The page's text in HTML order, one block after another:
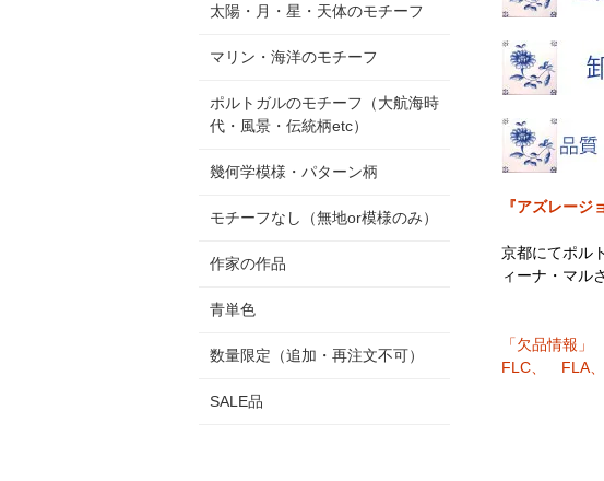
『アズレージ
京都にてポル
ィーナ・マル
「欠品情報」
FLC、 FLA
太陽・月・星・天体のモチーフ
マリン・海洋のモチーフ
ポルトガルのモチーフ（大航海時
代・風景・伝統柄etc）
幾何学模様・パターン柄
モチーフなし（無地or模様のみ）
作家の作品
青単色
数量限定（追加・再注文不可）
SALE品